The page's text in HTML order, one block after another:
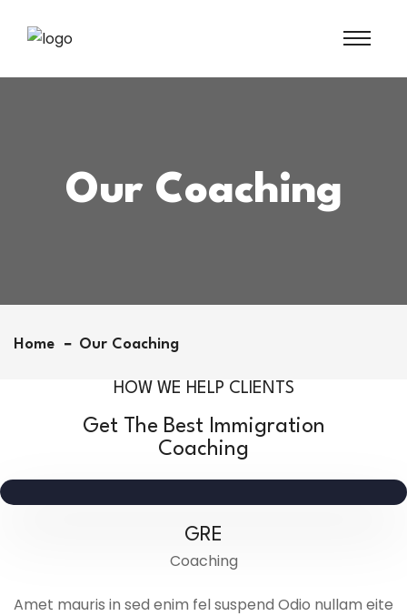
Our Coaching
Home Our Coaching
HOW WE HELP CLIENTS
Get The Best Immigration
Coaching
GRE
Coaching
Amet mauris in sed enim fel suspend Odio nullam eite